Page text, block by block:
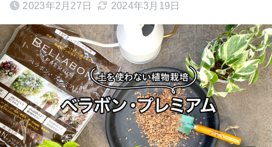
2023年2月27日 2024年3月19日